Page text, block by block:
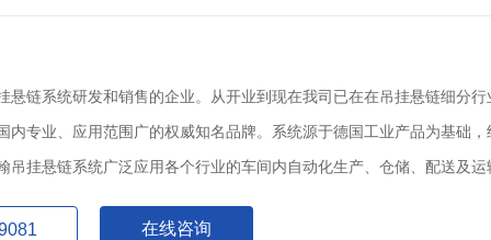
悬链系统研发和销售的企业。从开业到现在我司已在在吊挂悬链细分行
内专业、应用范围广的权威知名品牌。系统源于德国工业产品为基础，
吊挂悬链系统广泛应用各个行业的车间内自动化生产、仓储、配送及运
在线咨询